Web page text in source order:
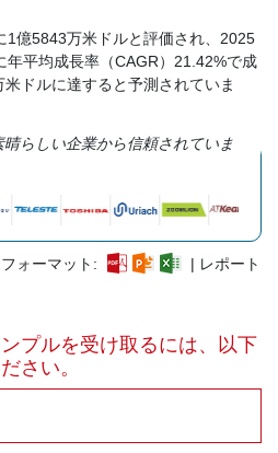
1億5843万米ドルと評価され、2025
平均成長率（CAGR）21.42%で成
ドルに達すると予測されていま
らしい企業から信頼されていま
ォーマット:
| レポート
プルを受け取るには、以下
さい。